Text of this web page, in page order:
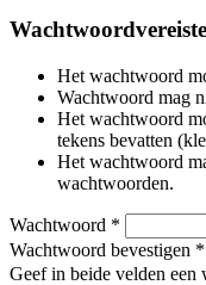
Het wachtwoord
Wachtwoord mag
Het wachtwoord
tekens bevatten
Het wachtwoord
wachtwoorden.
Wachtwoord *
Wachtwoord bevestigen *
Geef in beide velden